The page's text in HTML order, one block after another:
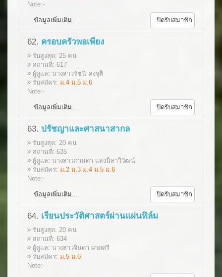
Note:-
ข้อมูลเพิ่มเติม... ปิดรับสมาชิก
62. ครอบครัวพอเพียง
รับสูงสุด: 25 คน
สถานที่: 617
ผู้ดูแล: นางสาวรัชนี คงจุติ
รับสมัคร: ม.4 ม.5 ม.6
Note:-
ข้อมูลเพิ่มเติม... ปิดรับสมาชิก
63. ปรัชญาและศาสนาสากล
รับสูงสุด: 20 คน
สถานที่: 635
ผู้ดูแล: นางสาวกานดา แสงนิลาวิวัฒน์
รับสมัคร: ม.2 ม.3 ม.4 ม.5 ม.6
Note:-
ข้อมูลเพิ่มเติม... ปิดรับสมาชิก
64. เรียนประวัติศาสตร์ผ่านแผ่นฟิล์ม
รับสูงสุด: 20 คน
สถานที่: 634
ผู้ดูแล: นางสาวจินดา ผาดศรี
รับสมัคร: ม.5 ม.6
Note:-